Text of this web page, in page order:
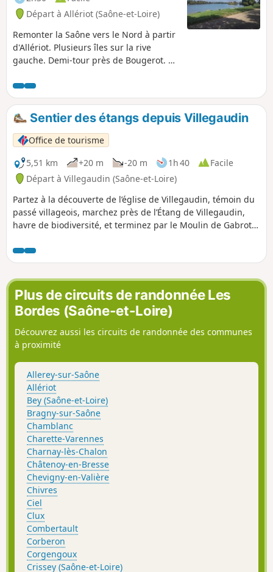
Départ à Allériot (Saône-et-Loire)
Remonter la Saône vers le Nord à partir
d'Allériot. Plusieurs îles sur la rive
gauche. Demi-tour près de Bougerot. En
brume sur la Saône. En revenant à
Allériot vous pouvez en profiter pour
déguster des grenouilles ou la friture
dans l'un des restaurants au bord de
l'eau.
Sentier des étangs depuis Villegaudin
Office de tourisme
5,51 km
+20 m -20 m 1h 40
Facile
Départ à Villegaudin (Saône-et-Loire)
Partez à la découverte de l’église de Villegaudin, témoin du
passé villageois, marchez près de l’Étang de Villegaudin,
havre de biodiversité, et terminez par le Moulin de Gabrot,
riche en nature et en patrimoine local !
Plus de circuits de randonnée Les
Bordes (Saône-et-Loire)
Découvrez aussi les circuits de randonnée des communes
à proximité
Allerey-sur-Saône
Allériot
Bey (Saône-et-Loire)
Bragny-sur-Saône
Chamblanc
Charette-Varennes
Charnay-lès-Chalon
Châtenoy-en-Bresse
Chevigny-en-Valière
Chivres
Ciel
Clux
Combertault
Corberon
Corgengoux
Crissey (Saône-et-Loire)